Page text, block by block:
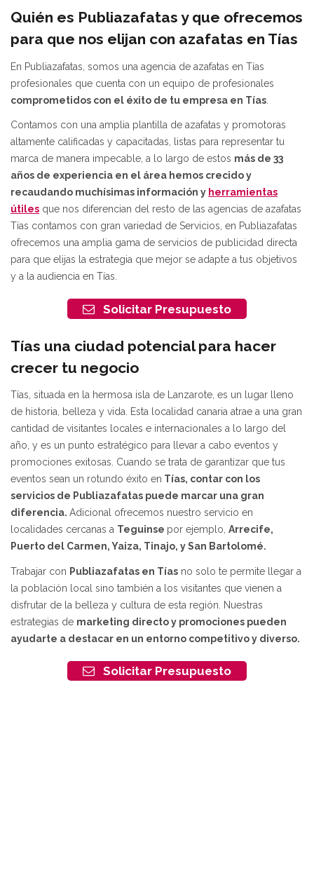
Quién es Publiazafatas y que ofrecemos
para que nos elijan con azafatas en Tías
En Publiazafatas, somos una agencia de azafatas en Tías
profesionales que cuenta con un equipo de profesionales
comprometidos con el éxito de tu empresa en Tías
Contamos con una amplia plantilla de azafatas y promotoras
altamente calificadas y capacitadas, listas para representar tu
marca de manera impecable, a lo largo de estos más de 33
años de experiencia en el área hemos crecido y
recaudando muchísimas información y herramientas
útiles que nos diferencian del resto de las agencias de azafatas
Tías contamos con gran variedad de Servicios, en Publiazafatas
ofrecemos una amplia gama de servicios de publicidad directa
para que elijas la estrategia que mejor se adapte a tus objetivos
y a la audiencia en Tías.
Solicitar Presupuesto
Tías una ciudad potencial para hacer
crecer tu negocio
Tías, situada en la hermosa isla de Lanzarote, es un lugar lleno
de historia, belleza y vida. Esta localidad canaria atrae a una gran
cantidad de visitantes locales e internacionales a lo largo del
año, y es un punto estratégico para llevar a cabo eventos y
promociones exitosas. Cuando se trata de garantizar que tus
eventos sean un rotundo éxito en Tías, contar con los
servicios de Publiazafatas puede marcar una gran
diferencia. Adicional ofrecemos nuestro servicio en
localidades cercanas a Teguinse por ejemplo, Arrecife,
Puerto del Carmen, Yaiza, Tinajo, y San Bartolomé.
Trabajar con Publiazafatas en Tías no solo te permite llegar a
la población local sino también a los visitantes que vienen a
disfrutar de la belleza y cultura de esta región. Nuestras
estrategias de marketing directo y promociones pueden
ayudarte a destacar en un entorno competitivo y diverso.
Solicitar Presupuesto